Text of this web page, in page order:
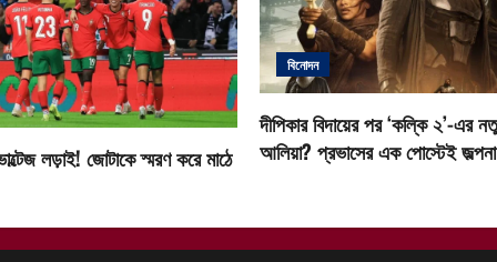
লড়াই! জোটাকে স্মরণ করে মাঠে
বিনোদন
দীপিকার বিদায়ের পর ‘কল্কি ২’-এর
আলিয়া? প্রভাসের এক পোস্টেই জল্পনা